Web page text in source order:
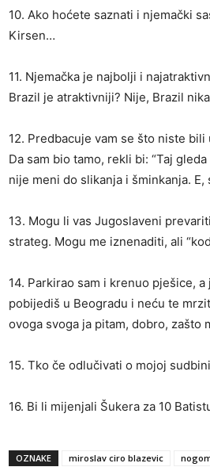
10. Ako hoćete saznati i njemački
Kirsen…
11. Njemačka je najbolji i
Brazil je atraktivniji? Nije, Brazil
12. Predbacuje vam se što niste
Da sam bio tamo, rekli bi: “Taj
nije meni do slikanja i šminkanja.
13. Mogu li vas Jugoslaveni
strateg. Mogu me iznenaditi, ali
14. Parkirao sam i krenuo pješice,
pobijediš u Beogradu i neću te
ovoga svoga ja pitam, dobro, zašto
15. Tko če odlučivati o mojoj
16. Bi li mijenjali Šukera za 10
OZNAKE miroslav ciro blazevic